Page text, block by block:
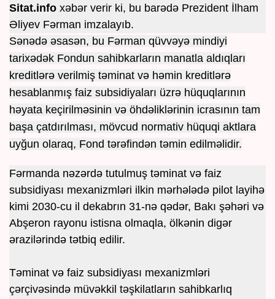
Sitat.info xəbər verir ki, bu barədə Prezident İlham
Əliyev Fərman imzalayıb.
Sənədə əsasən, bu Fərman qüvvəyə mindiyi
tarixədək Fondun sahibkarların manatla aldıqları
kreditlərə verilmiş təminat və həmin kreditlərə
hesablanmış faiz subsidiyaları üzrə hüquqlarının
həyata keçirilməsinin və öhdəliklərinin icrasının tam
başa çatdırılması, mövcud normativ hüquqi aktlara
uyğun olaraq, Fond tərəfindən təmin edilməlidir.
Fərmanda nəzərdə tutulmuş təminat və faiz
subsidiyası mexanizmləri ilkin mərhələdə pilot layihə
kimi 2030-cu il dekabrın 31-nə qədər, Bakı şəhəri və
Abşeron rayonu istisna olmaqla, ölkənin digər
ərazilərində tətbiq edilir.
Təminat və faiz subsidiyası mexanizmləri
çərçivəsində müvəkkil təşkilatların sahibkarlıq